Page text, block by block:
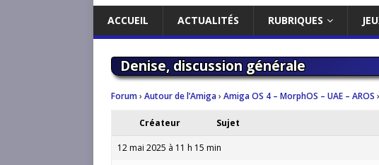
ACCUEIL ACTUALITÉS RUBRIQUES
Denise, discussion générale
Forum› Autour de l’Amiga› Amiga OS 4 – MorphOS – UAE – AROS ›
Créateur Sujet
12 mai 2025 à 11 h 15 min